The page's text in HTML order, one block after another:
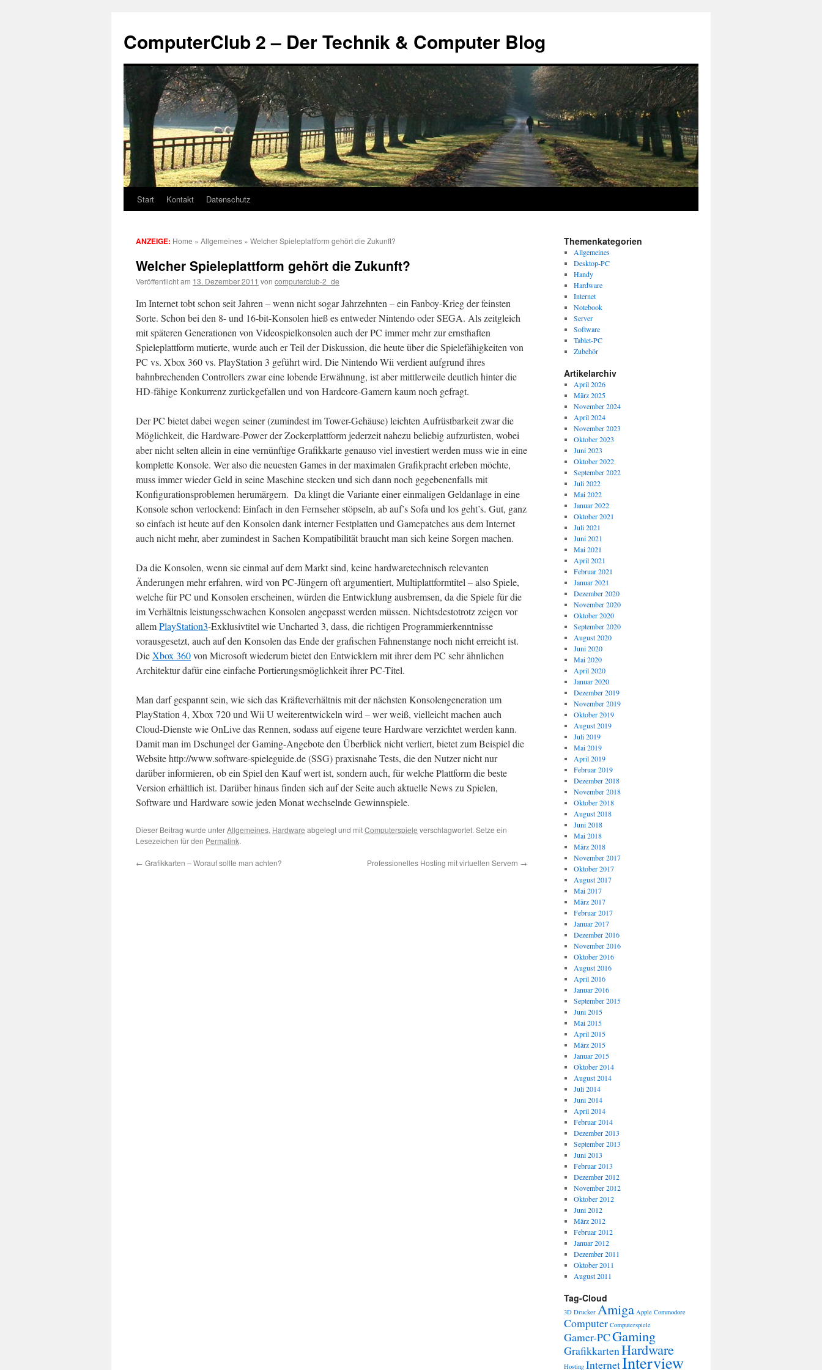
springen
ComputerClub 2 – Der Technik & Computer Blog
Start Kontakt Datenschutz
ANZEIGE: Home » Allgemeines » Welcher Spieleplattform gehört die Zukunft?
Welcher Spieleplattform gehört die Zukunft?
Veröffentlicht am 13. Dezember 2011 von computerclub-2_de
Im Internet tobt schon seit Jahren – wenn nicht sogar Jahrzehnten – ein Fanboy-Krieg der feinsten
Sorte. Schon bei den 8- und 16-bit-Konsolen hieß es entweder Nintendo oder SEGA. Als zeitgleich
mit späteren Generationen von Videospielkonsolen auch der PC immer mehr zur ernsthaften
Spieleplattform mutierte, wurde auch er Teil der Diskussion, die heute über die Spielefähigkeiten von
PC vs. Xbox 360 vs. PlayStation 3 geführt wird. Die Nintendo Wii verdient aufgrund ihres
bahnbrechenden Controllers zwar eine lobende Erwähnung, ist aber mittlerweile deutlich hinter die
HD-fähige Konkurrenz zurückgefallen und von Hardcore-Gamern kaum noch gefragt.
Der PC bietet dabei wegen seiner (zumindest im Tower-Gehäuse) leichten Aufrüstbarkeit zwar die
Möglichkeit, die Hardware-Power der Zockerplattform jederzeit nahezu beliebig aufzurüsten, wobei
aber nicht selten allein in eine vernünftige Grafikkarte genauso viel investiert werden muss wie in eine
komplette Konsole. Wer also die neuesten Games in der maximalen Grafikpracht erleben möchte,
muss immer wieder Geld in seine Maschine stecken und sich dann noch gegebenenfalls mit
Konfigurationsproblemen herumärgern. Da klingt die Variante einer einmaligen Geldanlage in eine
Konsole schon verlockend: Einfach in den Fernseher stöpseln, ab auf’s Sofa und los geht’s. Gut, ganz
so einfach ist heute auf den Konsolen dank interner Festplatten und Gamepatches aus dem Internet
auch nicht mehr, aber zumindest in Sachen Kompatibilität braucht man sich keine Sorgen machen.
Da die Konsolen, wenn sie einmal auf dem Markt sind, keine hardwaretechnisch relevanten
Änderungen mehr erfahren, wird von PC-Jüngern oft argumentiert, Multiplattformtitel – also Spiele,
welche für PC und Konsolen erscheinen, würden die Entwicklung ausbremsen, da die Spiele für die
im Verhältnis leistungsschwachen Konsolen angepasst werden müssen. Nichtsdestotrotz zeigen vor
allemPlayStation3-Exklusivtitel wie Uncharted 3, dass, die richtigen Programmierkenntnisse
vorausgesetzt, auch auf den Konsolen das Ende der grafischen Fahnenstange noch nicht erreicht ist.
DieXbox 360von Microsoft wiederum bietet den Entwicklern mit ihrer dem PC sehr ähnlichen
Architektur dafür eine einfache Portierungsmöglichkeit ihrer PC-Titel.
Man darf gespannt sein, wie sich das Kräfteverhältnis mit der nächsten Konsolengeneration um
PlayStation 4, Xbox 720 und Wii U weiterentwickeln wird – wer weiß, vielleicht machen auch
Cloud-Dienste wie OnLive das Rennen, sodass auf eigene teure Hardware verzichtet werden kann.
Damit man im Dschungel der Gaming-Angebote den Überblick nicht verliert, bietet zum Beispiel die
Website http://www.software-spieleguide.de (SSG) praxisnahe Tests, die den Nutzer nicht nur
darüber informieren, ob ein Spiel den Kauf wert ist, sondern auch, für welche Plattform die beste
Version erhältlich ist. Darüber hinaus finden sich auf der Seite auch aktuelle News zu Spielen,
Software und Hardware sowie jeden Monat wechselnde Gewinnspiele.
Dieser Beitrag wurde unterAllgemeines, Hardware abgelegt und mitComputerspiele verschlagwortet. Setze ein
Lesezeichen für den Permalink.
← Grafikkarten – Worauf sollte man achten? Professionelles Hosting mit virtuellen Servern →
Themenkategorien
Allgemeines
Desktop-PC
Handy
Hardware
Internet
Notebook
Server
Software
Tablet-PC
Zubehör
Artikelarchiv
April 2026
März 2025
November 2024
April 2024
November 2023
Oktober 2023
Juni 2023
Oktober 2022
September 2022
Juli 2022
Mai 2022
Januar 2022
Oktober 2021
Juli 2021
Juni 2021
Mai 2021
April 2021
Februar 2021
Januar 2021
Dezember 2020
November 2020
Oktober 2020
September 2020
August 2020
Juni 2020
Mai 2020
April 2020
Januar 2020
Dezember 2019
November 2019
Oktober 2019
August 2019
Juli 2019
Mai 2019
April 2019
Februar 2019
Dezember 2018
November 2018
Oktober 2018
August 2018
Juni 2018
Mai 2018
März 2018
November 2017
Oktober 2017
August 2017
Mai 2017
März 2017
Februar 2017
Januar 2017
Dezember 2016
November 2016
Oktober 2016
August 2016
April 2016
Januar 2016
September 2015
Juni 2015
Mai 2015
April 2015
März 2015
Januar 2015
Oktober 2014
August 2014
Juli 2014
Juni 2014
April 2014
Februar 2014
Dezember 2013
September 2013
Juni 2013
Februar 2013
Dezember 2012
November 2012
Oktober 2012
Juni 2012
März 2012
Februar 2012
Januar 2012
Dezember 2011
Oktober 2011
August 2011
Tag-Cloud
3D Drucker Amiga Apple Commodore
Computer Computerspiele
Gamer-PCGaming
GrafikkartenHardware
Hosting InternetInterview